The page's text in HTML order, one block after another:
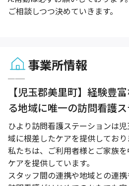
ご相談しつつ決めていきます。
事業所情報
【児玉郡美里町】経験豊
る地域に唯一の訪問看護
ひより訪問看護ステーションは
域に根差したケアを提供しており
私たちは、ご利用者様とご家族
ケアを提供しています。
スタッフ間の連携や地域との連携